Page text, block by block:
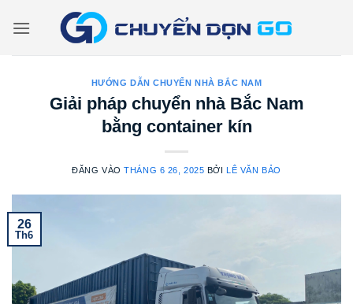
qua
HƯỚNG DẪN CHUYỂN NHÀ BẮC NAM
Giải pháp chuyển nhà Bắc Nam
bằng container kín
ĐĂNG VÀOTHÁNG 6 26, 2025 BỞILÊ VĂN BẢO
26
Th6